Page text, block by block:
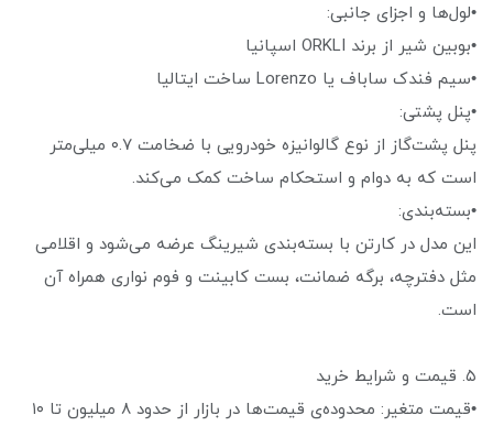
•لول‌ها و اجزای جانبی:
•بوبین شیر از برند ORKLI اسپانیا
•سیم فندک ساباف یا Lorenzo ساخت ایتالیا
•پنل پشتی:
پنل پشت‌گاز از نوع گالوانیزه خودرویی با ضخامت ۰.۷ میلی‌متر
است که به دوام و استحکام ساخت کمک می‌کند.
•بسته‌بندی:
این مدل در کارتن با بسته‌بندی شیرینگ عرضه می‌شود و اقلامی
مثل دفترچه، برگه ضمانت، بست کابینت و فوم نواری همراه آن
است.
۵. قیمت و شرایط خرید
•قیمت متغیر: محدوده‌ی قیمت‌ها در بازار از حدود ۸ میلیون تا ۱۰